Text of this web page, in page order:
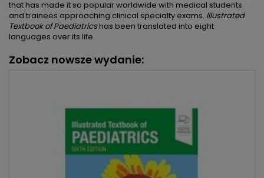
that has made it so popular worldwide with medical students
and trainees approaching clinical specialty exams. Illustrated
Textbook of Paediatricshas been translated into eight
languages over its life.
Zobacz nowsze wydanie: